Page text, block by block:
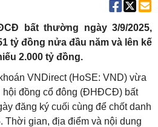
bất thường ngày 3/9/2025,
tỷ đồng nửa đầu năm và lên kế
2.000 tỷ đồng.
VNDirect (HoSE: VND) vừa
hội đồng cổ đông (ĐHĐCĐ) bất
đăng ký cuối cùng để chốt danh
Thời gian, địa điểm và nội dung